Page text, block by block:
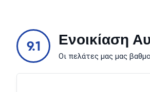
9.1 Ενοικίαση
Οι πελάτες μας μας